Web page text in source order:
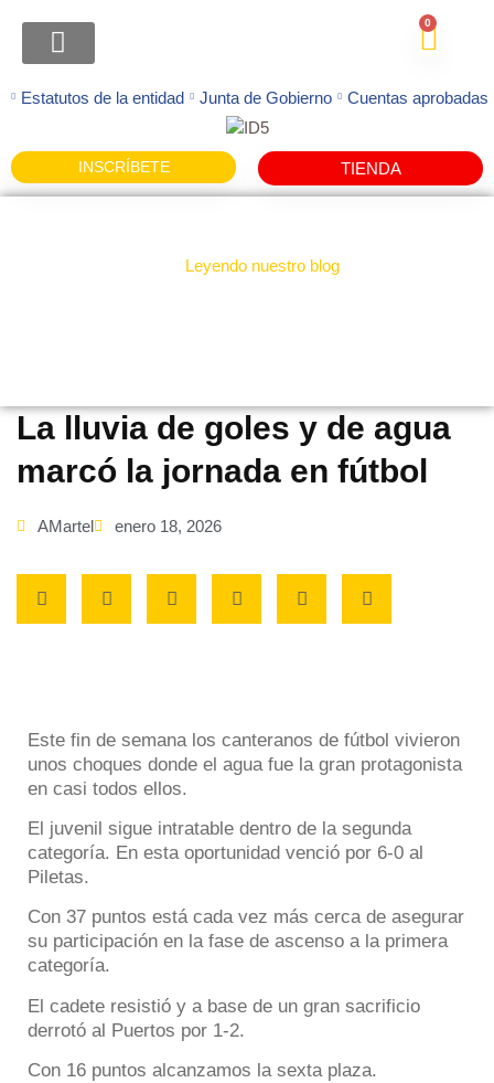
0
Estatutos de la entidad Junta de Gobierno Cuentas aprobadas
INSCRÍBETE TIENDA
Leyendo nuestro blog
La lluvia de goles y de agua
marcó la jornada en fútbol
AMartel enero 18, 2026
Este fin de semana los canteranos de fútbol vivieron
unos choques donde el agua fue la gran protagonista
en casi todos ellos.
El juvenil sigue intratable dentro de la segunda
categoría. En esta oportunidad venció por 6-0 al
Piletas.
Con 37 puntos está cada vez más cerca de asegurar
su participación en la fase de ascenso a la primera
categoría.
El cadete resistió y a base de un gran sacrificio
derrotó al Puertos por 1-2.
Con 16 puntos alcanzamos la sexta plaza.